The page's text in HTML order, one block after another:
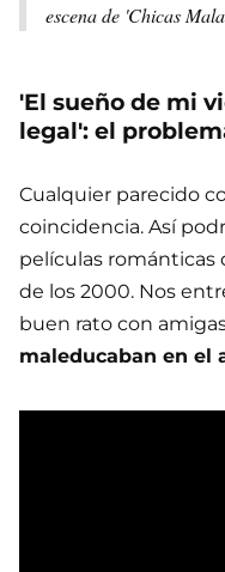
escena de 'Chicas
'El sueño de mi
legal': el
Cualquier parecido
coincidencia. Así
películas románticas
de los 2000. Nos
buen rato con
maleducaban en el